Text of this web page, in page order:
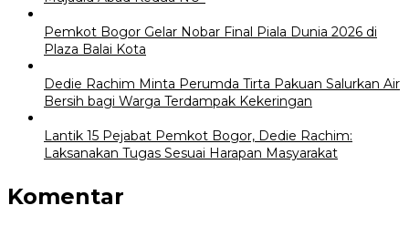
Pemkot Bogor Gelar Nobar Final Piala Dunia 2026 di
Plaza Balai Kota
Dedie Rachim Minta Perumda Tirta Pakuan Salurkan Air
Bersih bagi Warga Terdampak Kekeringan
Lantik 15 Pejabat Pemkot Bogor, Dedie Rachim:
Laksanakan Tugas Sesuai Harapan Masyarakat
Komentar